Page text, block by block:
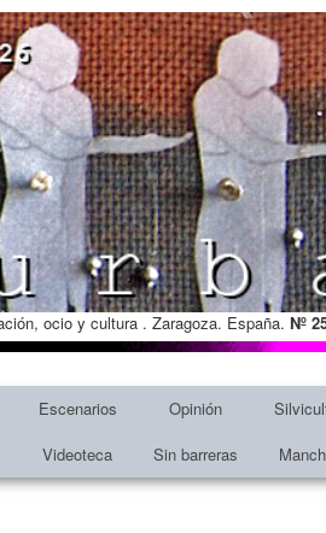
ocio y cultura . Zaragoza. España. Nº
Escenarios Opinión
Videoteca Sin barreras